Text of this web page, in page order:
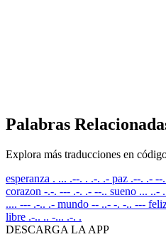
Palabras
Explora más traducciones en
esperanza . ... .--. . .-. .- paz .--. .- --
corazon -.-. --- .-. .- --.. sueno ... ..-
.... --- .-.. .- mundo -- ..- -. -.. ---
libre .-.. .. -... .-. .
DESCARGA LA APP